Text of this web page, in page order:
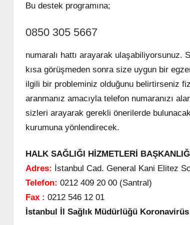
Bu destek programına;
0850 305 5667
numaralı hattı arayarak
kısa görüşmeden sonra size uygun bir
ilgili bir probleminiz olduğunu belirtirseniz
aranmanız amacıyla telefon numaranızı
sizleri arayarak gerekli önerilerde
kurumuna yönlendirecek.
HALK SAĞLIĞI HİZMETLERİ BAŞKANLIĞI
Adres:
İstanbul Cad. General Kani Elitez
Telefon: 0212 409 20 00 (Santral)
Fax : 0212 546 12 01
İstanbul İl Sağlık Müdürlüğü